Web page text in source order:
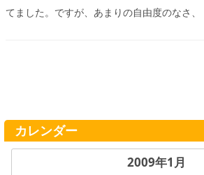
てました。ですが、あまりの自由度のなさ、
カレンダー
2009年1月